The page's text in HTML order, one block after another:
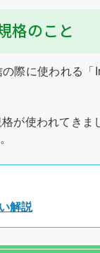
格のこと
際に使われる
が使われてき
解説